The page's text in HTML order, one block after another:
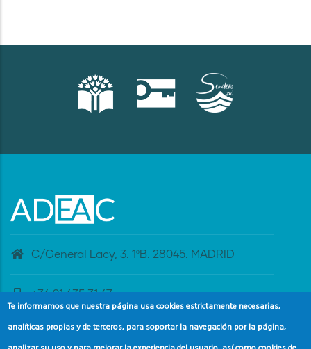
C/General Lacy, 3. 1ºB. 28045. MADRID
+34 91 435 31 47
banderaazul@adeac.es
Te informamos que nuestra página usa cookies estrictamente necesarias,
analíticas propias y de terceros, para soportar la navegación por la página,